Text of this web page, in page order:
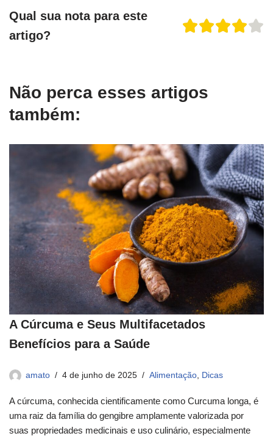
Qual sua nota para este
artigo?
Não perca esses artigos
também:
A Cúrcuma e Seus Multifacetados
Benefícios para a Saúde
amato 4 de junho de 2025 Alimentação Dicas
A cúrcuma, conhecida cientificamente como Curcuma longa, é
uma raiz da família do gengibre amplamente valorizada por
suas propriedades medicinais e uso culinário, especialmente